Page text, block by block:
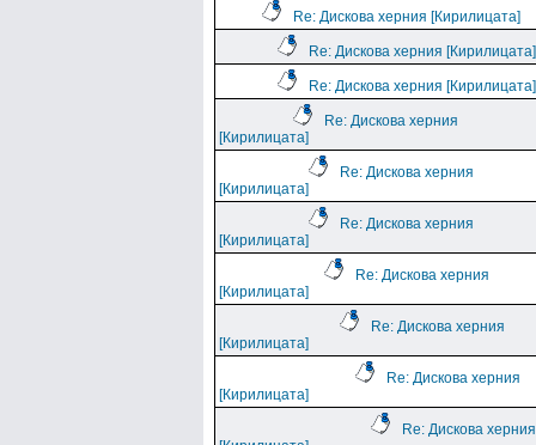
Re: Дискова херния [Кирилицата]
Re: Дискова херния [Кирилицата]
Re: Дискова херния [Кирилицата]
Re: Дискова херния
[Кирилицата]
Re: Дискова херния
[Кирилицата]
Re: Дискова херния
[Кирилицата]
Re: Дискова херния
[Кирилицата]
Re: Дискова херния
[Кирилицата]
Re: Дискова херния
[Кирилицата]
Re: Дискова херния